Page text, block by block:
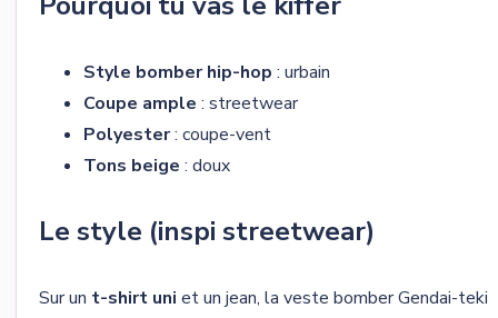
Style bomber hip-hop : urbain
Coupe ample : streetwear
Polyester: coupe-vent
Tons beige : doux
Le style (inspi streetwear)
Sur un t-shirt uni et un jean, la veste bomber Gendai-teki